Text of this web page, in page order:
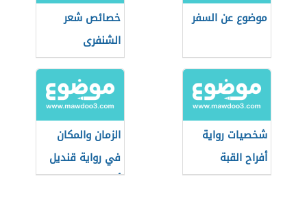
موضوع عن السفر
خصائص شعر
الشنفرى
شخصيات رواية
أفراح القبة
الزمان والمكان
في رواية قنديل
أم هاشم